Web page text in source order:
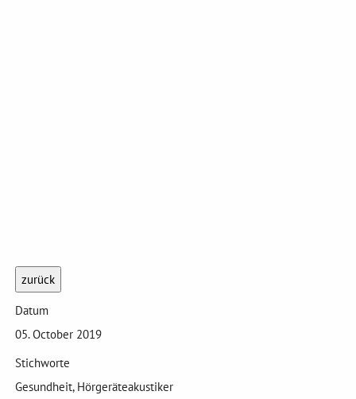
zurück
Datum
05. October 2019
Stichworte
Gesundheit, Hörgeräteakustiker